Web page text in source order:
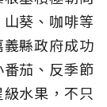
葵、咖啡等
縣政府成功
茄、反季節
水果，不只